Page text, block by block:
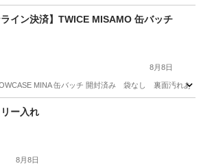
ライン決済】TWICE MISAMO 缶バッチ
8月8日
MINA 缶バッチ 開封済み 袋なし 裏面汚れあり
駅 その他
ー入れ
8月8日